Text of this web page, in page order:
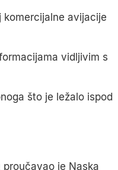
komercijalne avijacije
vidljivim s
što je ležalo ispod
je Naska